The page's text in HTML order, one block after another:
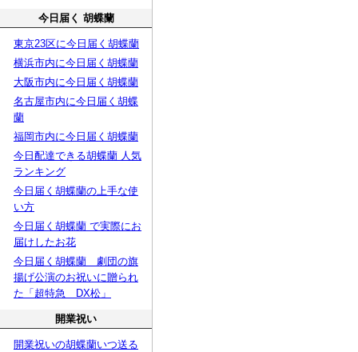
今日届く 胡蝶蘭
東京23区に今日届く胡蝶蘭
横浜市内に今日届く胡蝶蘭
大阪市内に今日届く胡蝶蘭
名古屋市内に今日届く胡蝶
蘭
福岡市内に今日届く胡蝶蘭
今日配達できる胡蝶蘭 人気
ランキング
今日届く胡蝶蘭の上手な使
い方
今日届く胡蝶蘭 で実際にお
届けしたお花
今日届く胡蝶蘭 劇団の旗
揚げ公演のお祝いに贈られ
た「超特急 DX松」
開業祝い
開業祝いの胡蝶蘭いつ送る